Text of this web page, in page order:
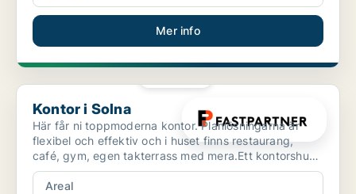
Mer info
Kontor i Solna
Kontor i Solna
Här får ni toppmoderna kontor. Planlösningarna är
flexibel och effektiv och i huset finns restaurang,
café, gym, egen takterrass med mera.Ett kontorshus
som ...
Areal